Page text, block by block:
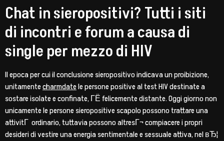
Chat in sieropositivi? Tutti i siti
di incontri e forum a causa di
single per mezzo di HIV
Il epoca per cui il conclusione sieropositivo indicava un proibizione,
unitamentecharmdatele persone positive al test HIV destinate a
sostare isolate e confinate, ГЁ felicemente distante. Oggi giorno non
unicamente le persone sieropositive scapolo possono trattare una
attivitГ ordinario, tuttavia possono altresГ¬ compiacere i propri
desideri di vestire una energia sentimentale e sessuale attiva, nel вЂ¦